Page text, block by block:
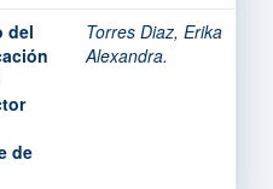
del
de
Torres Diaz, Erika
Alexandra.